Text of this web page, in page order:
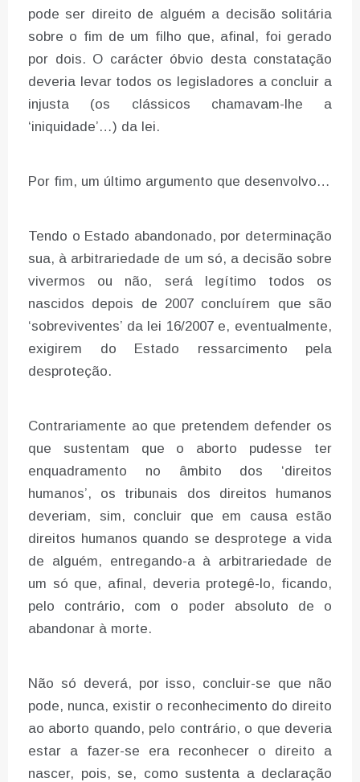
pode ser direito de alguém a decisão solitária
sobre o fim de um filho que, afinal, foi gerado
por dois. O carácter óbvio desta constatação
deveria levar todos os legisladores a concluir a
injusta (os clássicos chamavam-lhe a
‘iniquidade’…) da lei.
Por fim, um último argumento que desenvolvo…
Tendo o Estado abandonado, por determinação
sua, à arbitrariedade de um só, a decisão sobre
vivermos ou não, será legítimo todos os
nascidos depois de 2007 concluírem que são
‘sobreviventes’ da lei 16/2007 e, eventualmente,
exigirem do Estado ressarcimento pela
desproteção.
Contrariamente ao que pretendem defender os
que sustentam que o aborto pudesse ter
enquadramento no âmbito dos ‘direitos
humanos’, os tribunais dos direitos humanos
deveriam, sim, concluir que em causa estão
direitos humanos quando se desprotege a vida
de alguém, entregando-a à arbitrariedade de
um só que, afinal, deveria protegê-lo, ficando,
pelo contrário, com o poder absoluto de o
abandonar à morte.
Não só deverá, por isso, concluir-se que não
pode, nunca, existir o reconhecimento do direito
ao aborto quando, pelo contrário, o que deveria
estar a fazer-se era reconhecer o direito a
nascer, pois, se, como sustenta a declaração